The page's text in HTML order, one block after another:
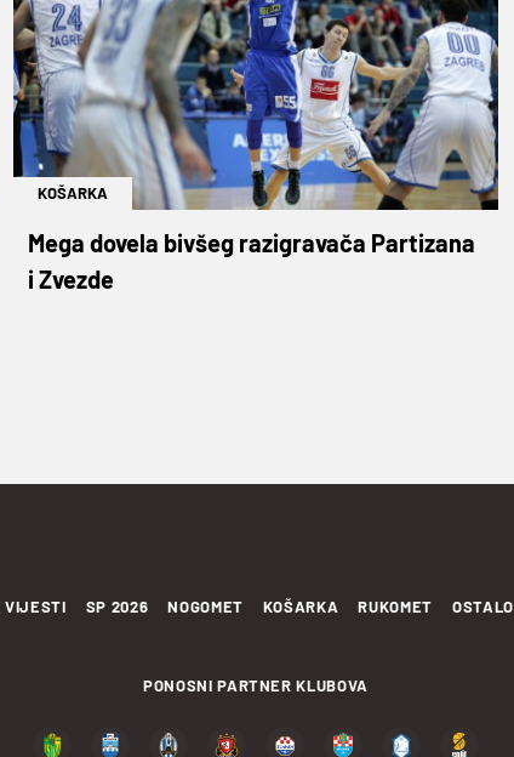
KOŠARKA
Mega dovela bivšeg razigravača Partizana
i Zvezde
VIJESTI SP 2026 NOGOMET KOŠARKA RUKOMET OSTALO
PONOSNI PARTNER KLUBOVA